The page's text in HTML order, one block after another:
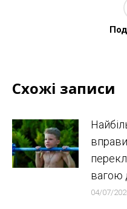
Схожі записи
вагою
04/07/